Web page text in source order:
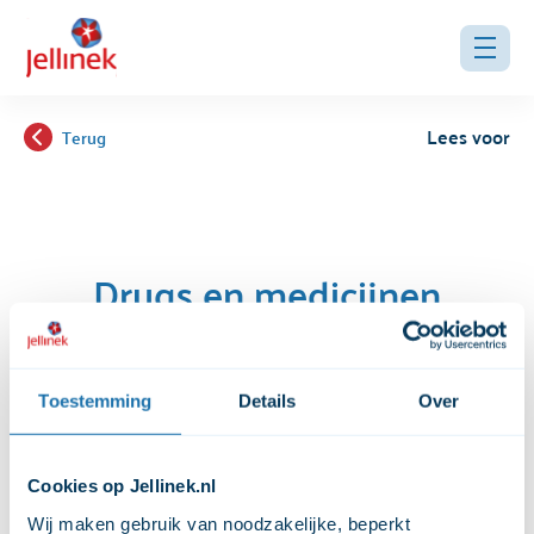
Toestemming Details Over
Cookies op Jellinek.nl
Wij maken gebruik van noodzakelijke, beperkt
Terug Lees voor
Drugs en medicijnen
Lees hier meer over drugs in combinatie
met medicijnen